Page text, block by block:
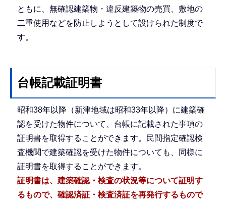
ともに、無確認建築物・違反建築物の売買、敷地の
二重使用などを防止しようとして設けられた制度で
す。
台帳記載証明書
昭和38年以降（新津地域は昭和33年以降）に建築確
認を受けた物件について、台帳に記載された事項の
証明書を取得することができます。民間指定確認検
査機関で建築確認を受けた物件についても、同様に
証明書を取得することができます。
証明書は、建築確認・検査の状況等について証明す
るもので、確認済証・検査済証を再発行するもので